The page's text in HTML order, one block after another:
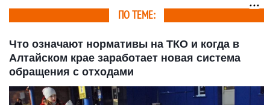
ПО ТЕМЕ:
Что означают нормативы на ТКО и когда в
Алтайском крае заработает новая система
обращения с отходами